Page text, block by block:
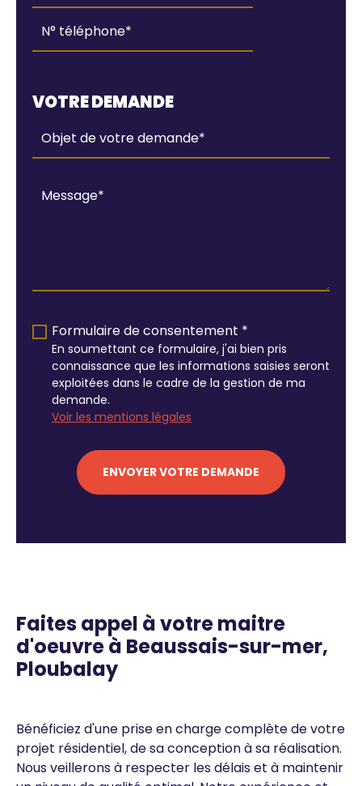
VOTRE DEMANDE
Formulaire de consentement *
En soumettant ce formulaire, j'ai bien pris
connaissance que les informations saisies seront
exploitées dans le cadre de la gestion de ma
demande.
Voir les mentions légales
Faites appel à votre maitre
d'oeuvre à Beaussais-sur-mer,
Ploubalay
Bénéficiez d'une prise en charge complète de votre
projet résidentiel, de sa conception à sa réalisation.
Nous veillerons à respecter les délais et à maintenir